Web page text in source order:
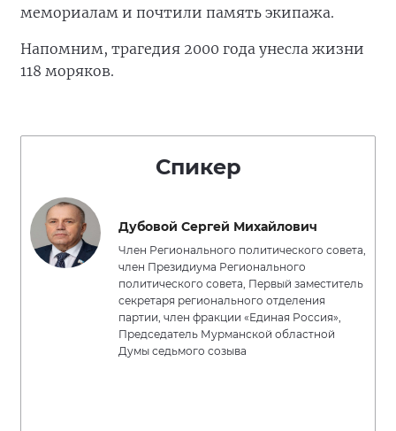
мемориалам и почтили память экипажа.
Напомним, трагедия 2000 года унесла жизни
118 моряков.
Спикер
Дубовой Сергей Михайлович
Член Регионального политического совета,
член Президиума Регионального
политического совета, Первый заместитель
секретаря регионального отделения
партии, член фракции «Единая Россия»,
Председатель Мурманской областной
Думы седьмого созыва